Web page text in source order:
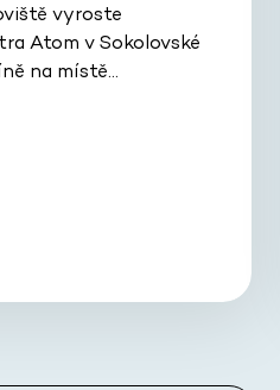
vyroste
Atom v Sokolovské
na místě…